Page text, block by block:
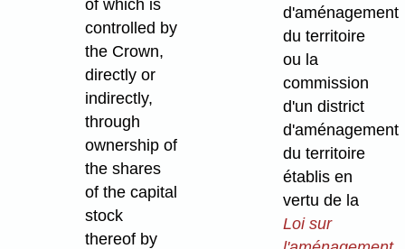
of which is
controlled by
the Crown,
directly or
indirectly,
through
ownership of
the shares
of the capital
stock
thereof by
d'aménagement
du territoire
ou la
commission
d'un district
d'aménagement
du territoire
établis en
vertu de la
Loi sur